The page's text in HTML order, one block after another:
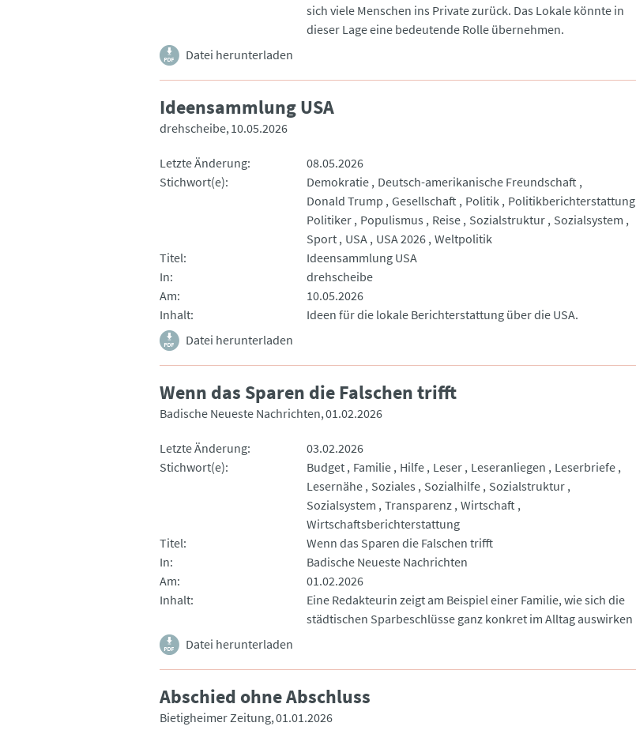
sich viele Menschen ins Private zurück. Das Lokale könnte in
dieser Lage eine bedeutende Rolle übernehmen.
Datei herunterladen
Ideensammlung USA
drehscheibe 10.05.2026
Letzte Änderung
08.05.2026
Stichwort(e)
Demokratie
Deutsch-amerikanische Freundschaft
Donald Trump Gesellschaft Politik
Politikberichterstattung
Politiker
Populismus Reise Sozialstruktur
Sozialsystem
Sport
USA USA 2026 Weltpolitik
Titel
Ideensammlung USA
In
drehscheibe
Am
10.05.2026
Inhalt
Ideen für die lokale Berichterstattung über die USA.
Datei herunterladen
Wenn das Sparen die Falschen trifft
Badische Neueste Nachrichten 01.02.2026
Letzte Änderung
03.02.2026
Stichwort(e)
Budget Familie Hilfe Leser Leseranliegen
Leserbriefe
Lesernähe
Soziales Sozialhilfe
Sozialstruktur
Sozialsystem Transparenz Wirtschaft
Wirtschaftsberichterstattung
Titel
Wenn das Sparen die Falschen trifft
In
Badische Neueste Nachrichten
Am
01.02.2026
Inhalt
Eine Redakteurin zeigt am Beispiel einer Familie, wie sich die
städtischen Sparbeschlüsse ganz konkret im Alltag auswirken
Datei herunterladen
Abschied ohne Abschluss
Bietigheimer Zeitung 01.01.2026